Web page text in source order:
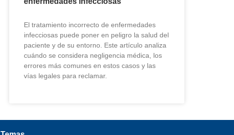
El tratamiento incorrecto de enfermedades
infecciosas puede poner en peligro la salud del
paciente y de su entorno. Este artículo analiza
cuándo se considera negligencia médica, los
errores más comunes en estos casos y las
vías legales para reclamar.